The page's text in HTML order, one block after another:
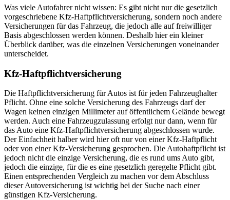
Was viele Autofahrer nicht wissen: Es gibt nicht nur die gesetzlich
vorgeschriebene Kfz-Haftpflichtversicherung, sondern noch andere
Versicherungen für das Fahrzeug, die jedoch alle auf freiwilliger
Basis abgeschlossen werden können. Deshalb hier ein kleiner
Überblick darüber, was die einzelnen Versicherungen voneinander
unterscheidet.
Kfz-Haftpflichtversicherung
Die Haftpflichtversicherung für Autos ist für jeden Fahrzeughalter
Pflicht. Ohne eine solche Versicherung des Fahrzeugs darf der
Wagen keinen einzigen Millimeter auf öffentlichem Gelände bewegt
werden. Auch eine Fahrzeugzulassung erfolgt nur dann, wenn für
das Auto eine Kfz-Haftpflichtversicherung abgeschlossen wurde.
Der Einfachheit halber wird hier oft nur von einer Kfz-Haftpflicht
oder von einer Kfz-Versicherung gesprochen. Die Autohaftpflicht ist
jedoch nicht die einzige Versicherung, die es rund ums Auto gibt,
jedoch die einzige, für die es eine gesetzlich geregelte Pflicht gibt.
Einen entsprechenden Vergleich zu machen vor dem Abschluss
dieser Autoversicherung ist wichtig bei der Suche nach einer
günstigen Kfz-Versicherung.